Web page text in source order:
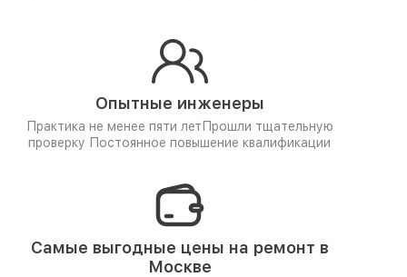
Опытные инженеры
Практика не менее пяти лет Прошли тщательную
проверку Постоянное повышение квалификации
Самые выгодные цены на ремонт в
Москве